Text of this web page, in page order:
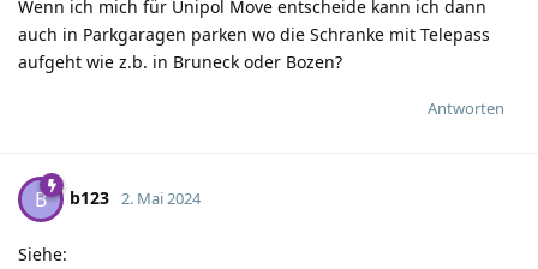
Wenn ich mich für Unipol Move entscheide kann ich dann
auch in Parkgaragen parken wo die Schranke mit Telepass
aufgeht wie z.b. in Bruneck oder Bozen?
Antworten
B b123 2. Mai 2024
Siehe: